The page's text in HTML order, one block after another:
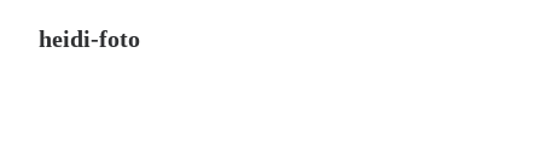
heidi-foto